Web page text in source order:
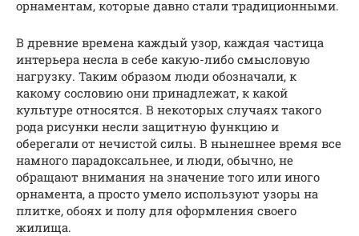
орнаментам, которые давно стали традиционными.
В древние времена каждый узор, каждая частица
интерьера несла в себе какую-либо смысловую
нагрузку. Таким образом люди обозначали, к
какому сословию они принадлежат, к какой
культуре относятся. В некоторых случаях такого
рода рисунки несли защитную функцию и
оберегали от нечистой силы. В нынешнее время все
намного парадоксальнее, и люди, обычно, не
обращают внимания на значение того или иного
орнамента, а просто умело используют узоры на
плитке, обоях и полу для оформления своего
жилища.